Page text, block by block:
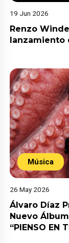
19 Jun 2026
Renzo
lanzamiento
Música
26 May 2026
Álvaro Díaz
Nuevo
“PIENSO EN